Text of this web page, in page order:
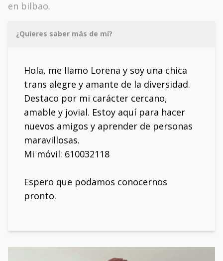
en bilbao.
¿Quieres saber más de mí?
Hola, me llamo Lorena y soy una chica
trans alegre y amante de la diversidad.
Destaco por mi carácter cercano,
amable y jovial. Estoy aquí para hacer
nuevos amigos y aprender de personas
maravillosas.
Mi móvil: 610032118
Espero que podamos conocernos
pronto.